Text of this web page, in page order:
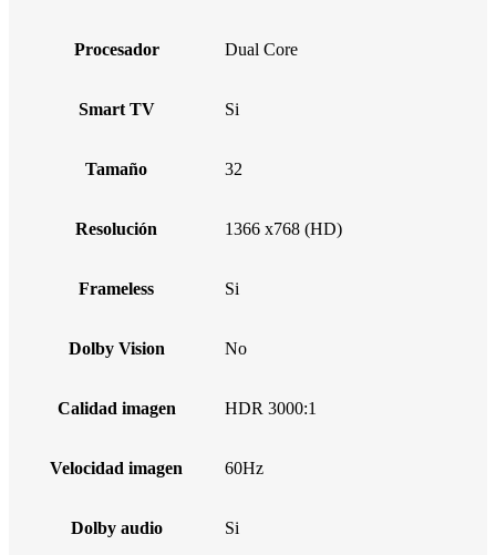
Procesador Dual Core
Smart TV Si
Tamaño 32
Resolución 1366 x768 (HD)
Frameless Si
Dolby Vision No
Calidad imagen HDR 3000:1
Velocidad imagen 60Hz
Dolby audio Si